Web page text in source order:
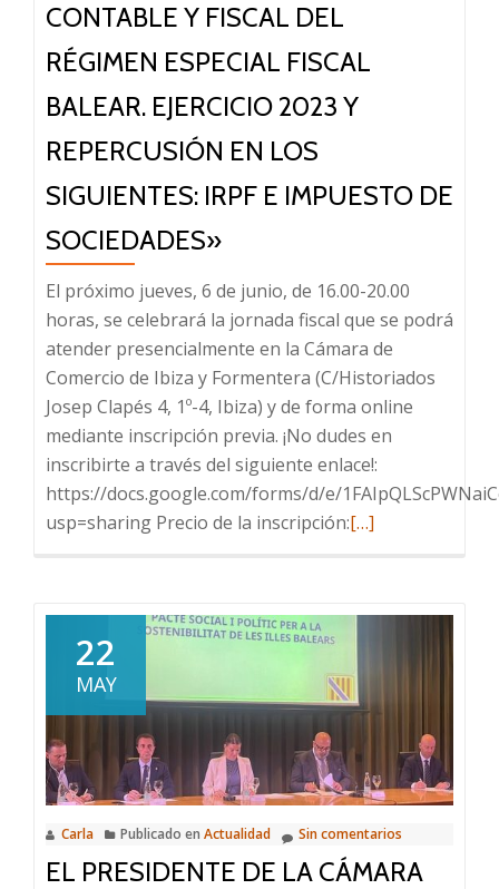
principales
empresariales
y
administraciones
públicas
CONTABLE Y FISCAL DEL
RÉGIMEN ESPECIAL FISCAL
BALEAR. EJERCICIO 2023 Y
REPERCUSIÓN EN LOS
SIGUIENTES: IRPF E IMPUESTO DE
SOCIEDADES»
El próximo jueves, 6 de junio, de 16.00-20.00
horas, se celebrará la jornada fiscal que se podrá
atender presencialmente en la Cámara de
Comercio de Ibiza y Formentera (C/Historiados
Josep Clapés 4, 1º-4, Ibiza) y de forma online
mediante inscripción previa. ¡No dudes en
inscribirte a través del siguiente enlace!:
https://docs.google.com/forms/d/e/
usp=sharing Precio de la inscripción:Leer
«Supuesto
contable
y
fiscal
del
régimen
[…]
22
MAY
Carla Publicado en Actualidad Sin comentarios
EL PRESIDENTE DE LA CÁMARA